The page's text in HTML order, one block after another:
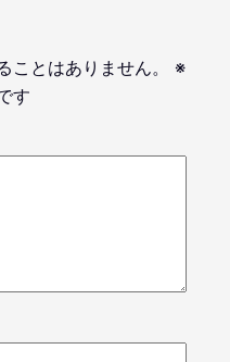
ことはありません。
※
す